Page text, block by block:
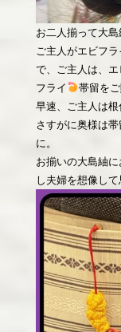
お二人揃って大島
ご主人がエビフラ
で、ご主人は、エ
フライ
帯留を
早速、ご主人は根
さすがに奥様は
に。
お揃いの大島紬
し夫婦を想像し